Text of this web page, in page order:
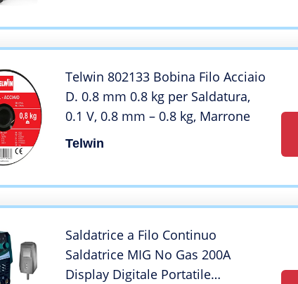
Telwin 802133 Bobina Filo Acciaio
D. 0.8 mm 0.8 kg per Saldatura,
0.1 V, 0.8 mm – 0.8 kg, Marrone
Telwin
Saldatrice a Filo Continuo
Saldatrice MIG No Gas 200A
Display Digitale Portatile